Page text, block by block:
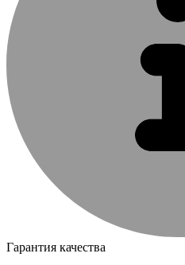
Гарантия качества